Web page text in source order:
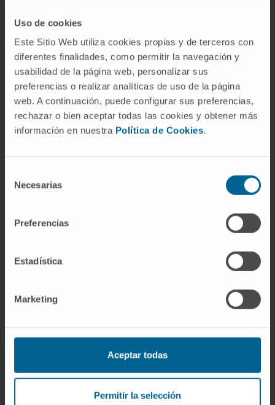
Uso de cookies
Este Sitio Web utiliza cookies propias y de terceros con
diferentes finalidades, como permitir la navegación y
usabilidad de la página web, personalizar sus
preferencias o realizar analíticas de uso de la página
web. A continuación, puede configurar sus preferencias,
rechazar o bien aceptar todas las cookies y obtener más
información en nuestra Política de Cookies.
Necesarias
Preferencias
Estadística
Marketing
Aceptar todas
Permitir la selección
ABOUT CIMA
Who we are
Research Center of the Clinica
Campus of the Universidad de Navarra
Our Researchers